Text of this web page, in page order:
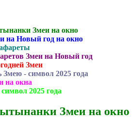
Змеи на окно
на Новый год на окно
Змеи на Новый год
Змеи
Змею - символ 2025 года
на окна
2025 года
Змеи на окно